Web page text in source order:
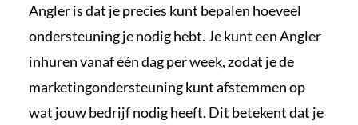
Angler is dat je precies kunt bepalen hoeveel
ondersteuning je nodig hebt. Je kunt een Angler
inhuren vanaf één dag per week, zodat je de
marketingondersteuning kunt afstemmen op
wat jouw bedrijf nodig heeft. Dit betekent dat je